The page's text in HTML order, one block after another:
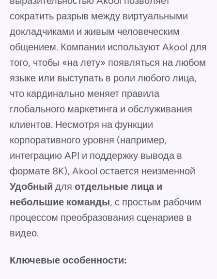
сократить разрыв между виртуальными
докладчиками и живым человеческим
общением. Компании используют Akool для
того, чтобы «на лету» появляться на любом
языке или выступать в роли любого лица,
что кардинально меняет правила
глобального маркетинга и обслуживания
клиентов. Несмотря на функции
корпоративного уровня (например,
интеграцию API и поддержку вывода в
формате 8K), Akool остается неизменной
Удобный для отдельные лица и
небольшие команды, с простым рабочим
процессом преобразования сценариев в
видео.
Ключевые особенности: